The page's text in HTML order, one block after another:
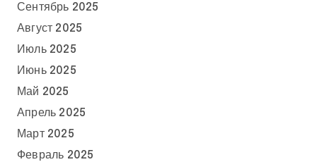
Сентябрь 2025
Август 2025
Июль 2025
Июнь 2025
Май 2025
Апрель 2025
Март 2025
Февраль 2025